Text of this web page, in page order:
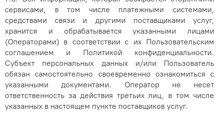
сервисами, в том числе платежными системами,
средствами связи и другими поставщиками услуг,
хранится и обрабатывается указанными лицами
(Операторами) в соответствии с их Пользовательским
соглашением и Политикой конфиденциальности.
Субъект персональных данных и/или Пользователь
обязан самостоятельно своевременно ознакомиться с
указанными документами. Оператор не несет
ответственность за действия третьих лиц, в том числе
указанных в настоящем пункте поставщиков услуг.